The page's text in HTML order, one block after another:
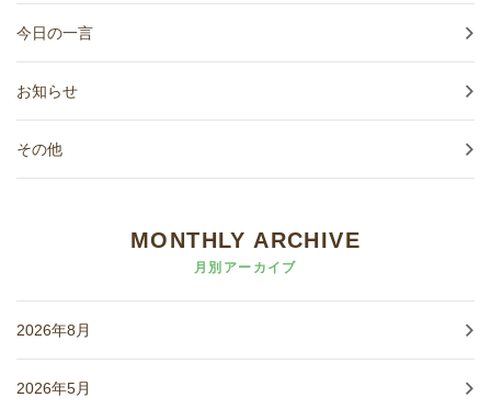
今日の一言
お知らせ
その他
MONTHLY ARCHIVE
月別アーカイブ
2026年8月
2026年5月